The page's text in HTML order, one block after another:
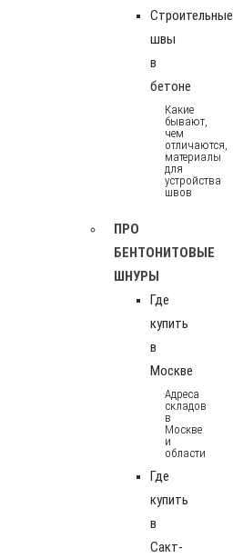
Строительные
швы
в
бетоне
Какие
бывают,
чем
отличаются,
материалы
для
устройства
швов
ПРО
БЕНТОНИТОВЫЕ
ШНУРЫ
Где
купить
в
Москве
Адреса
складов
в
Москве
и
области
Где
купить
в
Сакт-